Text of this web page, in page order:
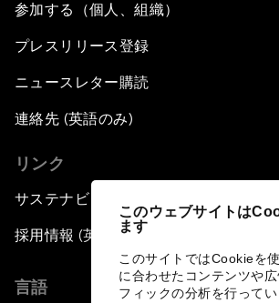
このウェブサイトは
ます
このサイトではCookieを
に合わせたコンテンツや
フィックの分析を行って
参加する（個人、組織）
プレスリリース登録
ニュースレター購読
連絡先 (英語のみ)
リンク
サステナビリティへの取り組み
採用情報 (英語のみ)
言語